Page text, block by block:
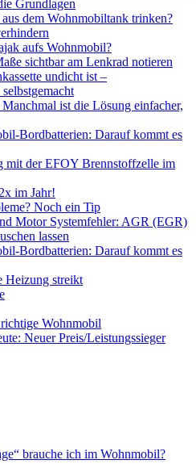
Grundlagen
dem Wohnmobiltank trinken?
aufs Wohnmobil?
sichtbar am Lenkrad notieren
undicht ist –
ist die Lösung einfacher,
Bordbatterien: Darauf kommt es
mit der EFOY Brennstoffzelle im
im Jahr!
Noch ein Tip
Motor Systemfehler: AGR (EGR)
lassen
Bordbatterien: Darauf kommt es
Heizung streikt
Wohnmobil
Neuer Preis/Leistungssieger
brauche ich im Wohnmobil?